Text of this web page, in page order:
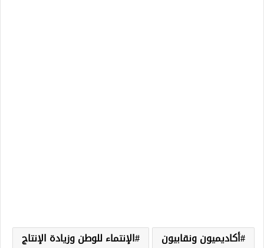
أكاديميون ونقابيون
الإنتماء للوطن وزيادة الإنتاج